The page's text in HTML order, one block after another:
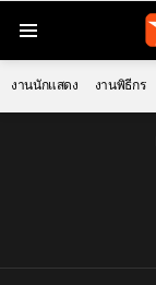
งานนักแสดง งานพิธีกร